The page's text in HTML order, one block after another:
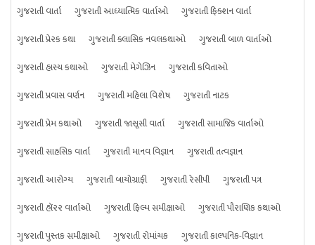
ગુજરાતી વાર્તા ગુજરાતી આધ્યાત્મિક વાર્તાઓ
ગુજરાતી ફિક્શન વાર્તા
ગુજરાતી પ્રેરક કથા
ગુજરાતી ક્લાસિક નવલકથાઓ
ગુજરાતી બાળ વાર્તાઓ
ગુજરાતી હાસ્ય કથાઓ
ગુજરાતી મેગેઝિન
ગુજરાતી કવિતાઓ
ગુજરાતી પ્રવાસ વર્ણન
ગુજરાતી મહિલા વિશેષ
ગુજરાતી નાટક
ગુજરાતી પ્રેમ કથાઓ
ગુજરાતી જાસૂસી વાર્તા
ગુજરાતી સામાજિક વાર્તાઓ
ગુજરાતી સાહસિક વાર્તા
ગુજરાતી માનવ વિજ્ઞાન
ગુજરાતી તત્વજ્ઞાન
ગુજરાતી આરોગ્ય
ગુજરાતી બાયોગ્રાફી ગુજરાતી રેસીપી
ગુજરાતી પત્ર
ગુજરાતી હૉરર વાર્તાઓ
ગુજરાતી ફિલ્મ સમીક્ષાઓ
ગુજરાતી પૌરાણિક કથાઓ
ગુજરાતી પુસ્તક સમીક્ષાઓ
ગુજરાતી રોમાંચક
ગુજરાતી કાલ્પનિક-વિજ્ઞાન